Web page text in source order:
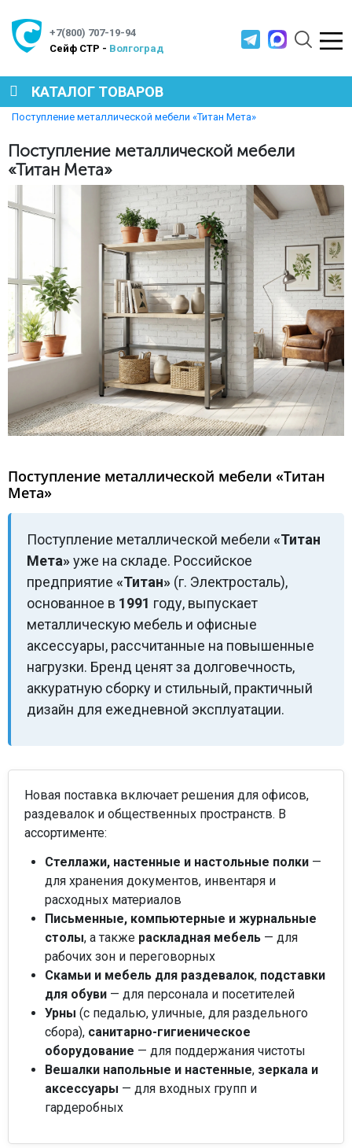
+7(800) 707-19-94
Cейф СТР - Волгоград
КАТАЛОГ ТОВАРОВ
МЕТАЛЛИЧЕСКАЯ МЕБЕЛЬ
МЕТАЛЛИЧЕСКИЕ СТЕЛЛАЖИ
ПРОИЗВОДСТВЕННАЯ МЕБЕЛЬ
МЕДИЦИНСКАЯ МЕБЕЛЬ
СИСТЕМЫ ХРАНЕНИЯ
МЕБЕЛЬ ДЛЯ СТОЛОВЫХ
СТАЛЬНЫЕ ДВЕРИ
Главная
Новости
Поступление металлической мебели «Титан Мета»
Поступление металлической мебели
«Титан Мета»
Поступление металлической мебели «Титан
Мета»
Поступление металлической мебели «Титан
Мета»уже на складе. Российское
предприятие «Титан» (г. Электросталь),
основанное в 1991 году, выпускает
металлическую мебель и офисные
аксессуары, рассчитанные на повышенные
нагрузки. Бренд ценят за долговечность,
аккуратную сборку и стильный, практичный
дизайн для ежедневной эксплуатации.
Новая поставка включает решения для офисов,
раздевалок и общественных пространств. В
ассортименте:
Стеллажи, настенные и настольные полки —
для хранения документов, инвентаря и
расходных материалов
Письменные, компьютерные и журнальные
столы, а также раскладная мебель — для
рабочих зон и переговорных
Скамьи и мебель для раздевалок, подставки
для обуви — для персонала и посетителей
Урны (с педалью, уличные, для раздельного
сбора), санитарно-гигиеническое
оборудование — для поддержания чистоты
Вешалки напольные и настенные, зеркала и
аксессуары — для входных групп и
гардеробных